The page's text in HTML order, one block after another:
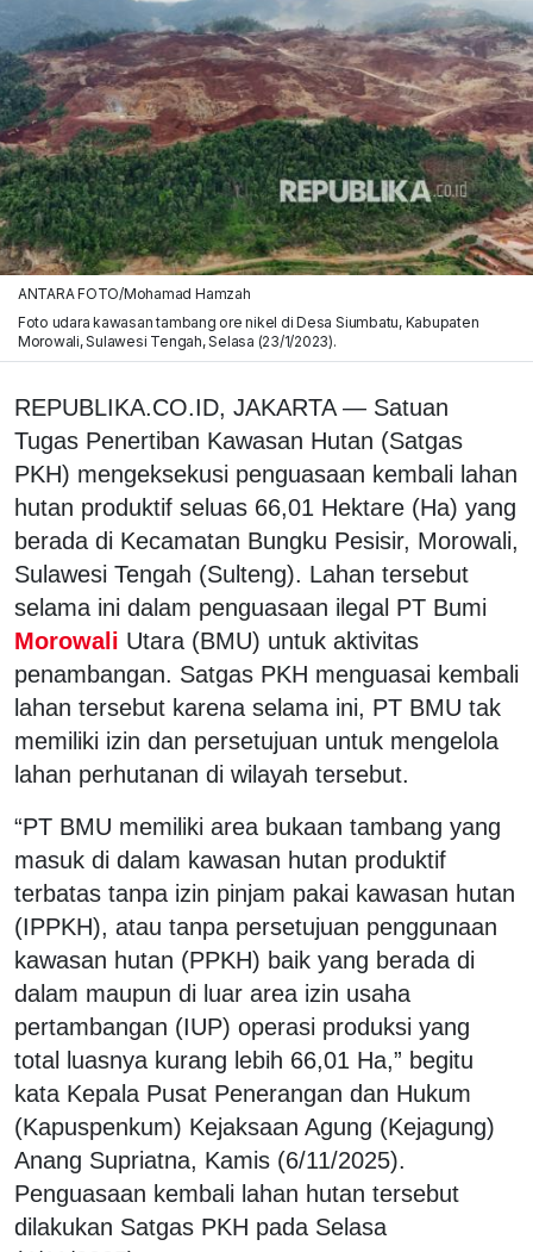
ANTARA FOTO/Mohamad Hamzah
Foto udara kawasan tambang ore nikel di Desa Siumbatu, Kabupaten
Morowali, Sulawesi Tengah, Selasa (23/1/2023).
REPUBLIKA.CO.ID, JAKARTA — Satuan
Tugas Penertiban Kawasan Hutan (Satgas
PKH) mengeksekusi penguasaan kembali lahan
hutan produktif seluas 66,01 Hektare (Ha) yang
berada di Kecamatan Bungku Pesisir, Morowali,
Sulawesi Tengah (Sulteng). Lahan tersebut
selama ini dalam penguasaan ilegal PT Bumi
Morowali Utara (BMU) untuk aktivitas
penambangan. Satgas PKH menguasai kembali
lahan tersebut karena selama ini, PT BMU tak
memiliki izin dan persetujuan untuk mengelola
lahan perhutanan di wilayah tersebut.
“PT BMU memiliki area bukaan tambang yang
masuk di dalam kawasan hutan produktif
terbatas tanpa izin pinjam pakai kawasan hutan
(IPPKH), atau tanpa persetujuan penggunaan
kawasan hutan (PPKH) baik yang berada di
dalam maupun di luar area izin usaha
pertambangan (IUP) operasi produksi yang
total luasnya kurang lebih 66,01 Ha,” begitu
kata Kepala Pusat Penerangan dan Hukum
(Kapuspenkum) Kejaksaan Agung (Kejagung)
Anang Supriatna, Kamis (6/11/2025).
Penguasaan kembali lahan hutan tersebut
dilakukan Satgas PKH pada Selasa